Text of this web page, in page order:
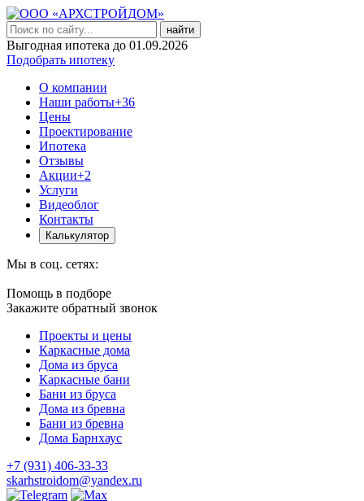
найти
Выгодная ипотека до 01.09.2026
Подобрать ипотеку
О компании
Наши работы+36
Цены
Проектирование
Ипотека
Отзывы
Акции+2
Услуги
Видеоблог
Контакты
Калькулятор
Мы в соц. сетях:
Помощь в подборе
Закажите обратный звонок
Проекты и цены
Каркасные дома
Дома из бруса
Каркасные бани
Бани из бруса
Дома из бревна
Бани из бревна
Дома Барнхаус
+7 (931) 406-33-33
skarhstroidom@yandex.ru